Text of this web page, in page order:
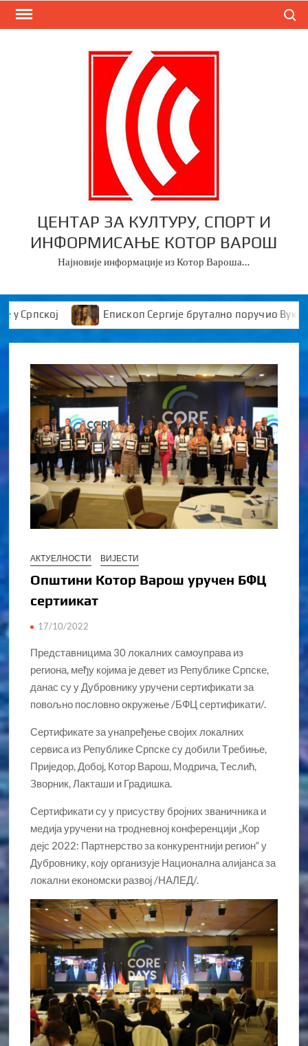
Skip
ЦЕНТАР ЗА КУЛТУРУ, СПОРТ И
ИНФОРМИСАЊЕ КОТОР ВАРОШ
Најновије информације из Котор Вароша…
Епископ Сергије брутално поручио
АКТУЕЛНОСТИ ВИЈЕСТИ
Општини Котор Варош уручен БФЦ
сертиикат
17/10/2022
Представницима 30 локалних самоуправа из
региона, међу којима је девет из Републике Српске,
данас су у Дубровнику уручени сертификати за
повољно пословно окружење /БФЦ сертификати/.
Сертификате за унапређење својих локалних
сервиса из Републике Српске су добили Tребиње,
Приједор, Добој, Котор Варош, Модрича, Tеслић,
Зворник, Лакташи и Градишка.
Сертификати су у присуству бројних званичника и
медија уручени на тродневној конференцији „Кор
дејс 2022: Партнерство за конкурентнији регион“ у
Дубровнику, коју организује Национална алијанса за
локални економски развој /НАЛЕД/.